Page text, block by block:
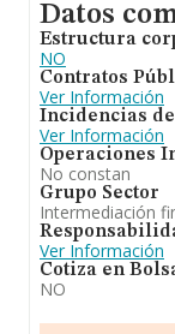
Datos
Estructura
NO
Contratos
Ver Información
Incidencias
Ver Información
Operaciones
No constan
Grupo Sector
Intermediación
Ver Información
Cotiza en
NO